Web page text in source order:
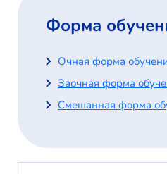
Форма
Очная форма
Заочная форма
Смешанная форма